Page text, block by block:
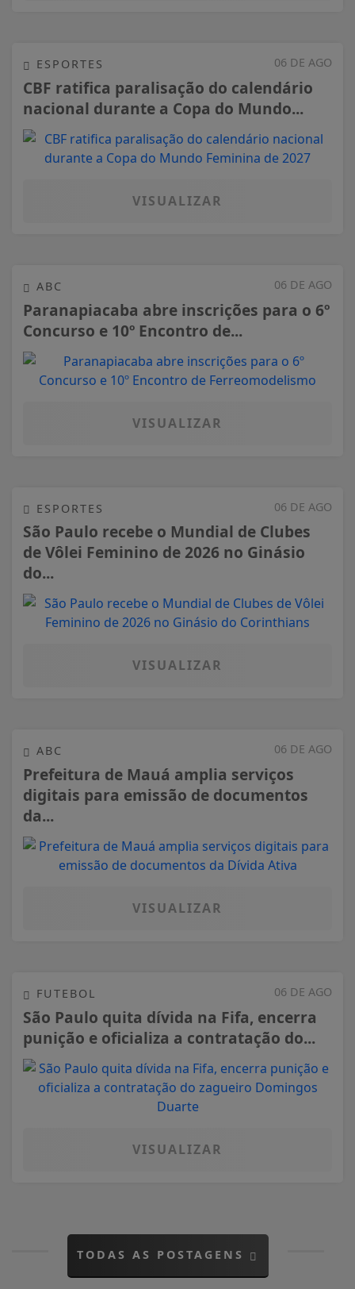
06 DE AGO
ESPORTES
CBF ratifica paralisação do calendário
nacional durante a Copa do Mundo...
VISUALIZAR
06 DE AGO
ABC
Paranapiacaba abre inscrições para o 6º
Concurso e 10º Encontro de...
VISUALIZAR
06 DE AGO
ESPORTES
São Paulo recebe o Mundial de Clubes
de Vôlei Feminino de 2026 no Ginásio
do...
VISUALIZAR
06 DE AGO
ABC
Prefeitura de Mauá amplia serviços
digitais para emissão de documentos
da...
VISUALIZAR
06 DE AGO
FUTEBOL
São Paulo quita dívida na Fifa, encerra
punição e oficializa a contratação do...
VISUALIZAR
TODAS AS POSTAGENS